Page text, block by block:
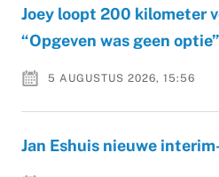
Joey loopt 200 kilometer
“Opgeven was geen optie”
5 AUGUSTUS 2026, 15:56
Jan Eshuis nieuwe